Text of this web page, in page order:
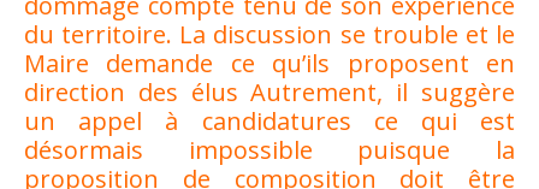
du territoire. La discussion se trouble et le
Maire demande ce qu’ils proposent en
direction des élus Autrement, il suggère
un appel à candidatures ce qui est
désormais impossible puisque la
proposition de composition doit être